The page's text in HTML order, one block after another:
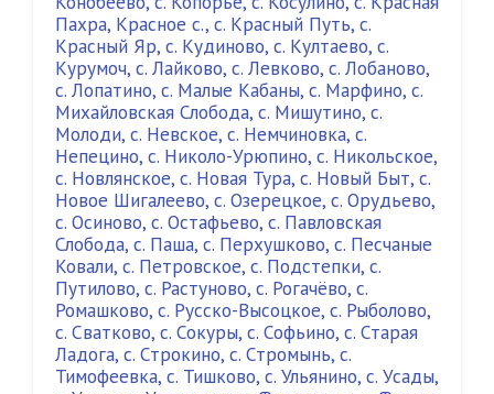
Пахра, Красное с., с. Красный Путь, с.
Красный Яр, с. Кудиново, с. Култаево, с.
Курумоч, с. Лайково, с. Левково, с. Лобаново,
с. Лопатино, с. Малые Кабаны, с. Марфино, с.
Михайловская Слобода, с. Мишутино, с.
Молоди, с. Невское, с. Немчиновка, с.
Непецино, с. Николо-Урюпино, с. Никольское,
с. Новлянское, с. Новая Тура, с. Новый Быт, с.
Новое Шигалеево, с. Озерецкое, с. Орудьево,
с. Осиново, с. Остафьево, с. Павловская
Слобода, с. Паша, с. Перхушково, с. Песчаные
Ковали, с. Петровское, с. Подстепки, с.
Путилово, с. Растуново, с. Рогачёво, с.
Ромашково, с. Русско-Высоцкое, с. Рыболово,
с. Сватково, с. Сокуры, с. Софьино, с. Старая
Ладога, с. Строкино, с. Стромынь, с.
Тимофеевка, с. Тишково, с. Ульянино, с. Усады,